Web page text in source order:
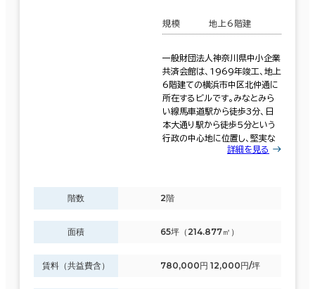
規模 地上6階建
一般財団法人神奈川県中小企業
共済会館は、1969年竣工、地上
6階建ての横浜市中区北仲通に
所在するビルです。みなとみら
い線馬車道駅から徒歩3分、日
本大通り駅から徒歩5分という
行政の中心地に位置し、堅実な
詳細を見る
階数 2階
面積 65坪（214.877㎡）
賃料（共益費含） 780,000円 12,000円/坪